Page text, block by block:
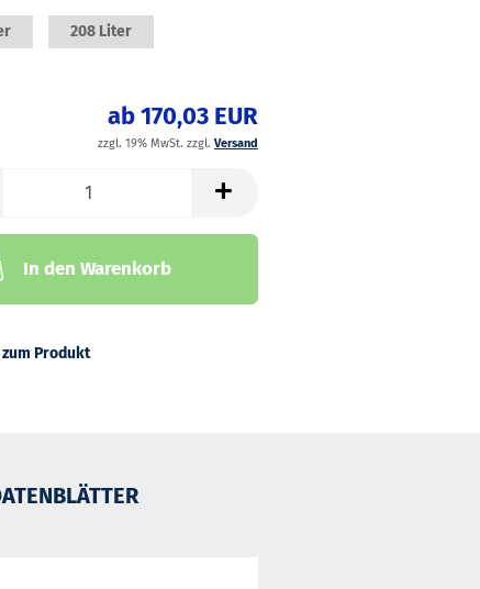
208 Liter
ab 170,03 EUR
zzgl. 19% MwSt. zzgl. Versand
In den Warenkorb
Produkt